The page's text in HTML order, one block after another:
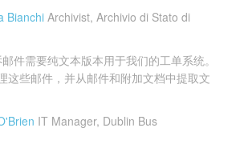
BianchiArchivist, Archivio di Stato di
件需要纯文本版本用于我们的工单系统。
这些邮件，并从邮件和附加文档中提取文
IT Manager, Dublin Bus